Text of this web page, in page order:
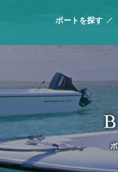
ボートを探す